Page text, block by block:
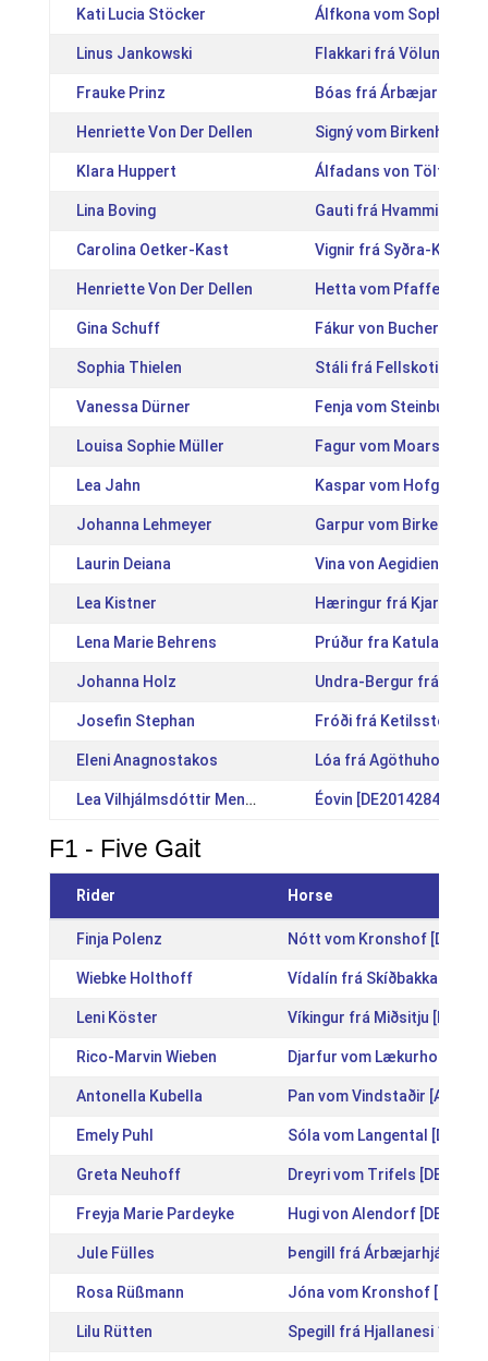
Kati Lucia Stöcker Álfkona vom
Linus Jankowski Flakkari frá
Frauke Prinz Bóas frá
Henriette Von Der Dellen Signý vom Birkenhof 2
Klara Huppert Álfadans von
Lina Boving Gauti frá Hvammi
Carolina Oetker-Kast Vignir frá Syðra-Kolugili
Henriette Von Der Dellen Hetta vom Pfaffenbuck
Gina Schuff Fákur von Bucherbach
Sophia Thielen Stáli frá Fellskoti
Vanessa Dürner Fenja vom Steinbuckel
Louisa Sophie Müller Fagur vom
Lea Jahn Kaspar vom Hofgut
Johanna Lehmeyer Garpur vom Birkenhof
Laurin Deiana Vina von Aegidienberg
Lea Kistner Hæringur frá Kjarri
Lena Marie Behrens Prúður fra Katulabo
Johanna Holz Undra-Bergur frá
Josefin Stephan Fróði frá Ketilsstöðum
Eleni Anagnostakos Lóa frá Agöthuhofi
Lea Vilhjálmsdóttir Menzinger Éovin [DE2014284459]
F1 - Five Gait
Rider Horse
Finja Polenz Nótt vom Kronshof
Wiebke Holthoff Vídalín frá Skíðbakka III
Leni Köster Víkingur frá Miðsitju
Rico-Marvin Wieben Djarfur vom Lækurhof
Antonella Kubella Pan vom Vindstaðir
Emely Puhl Sóla vom Langental
Greta Neuhoff Dreyri vom Trifels
Freyja Marie Pardeyke Hugi von Alendorf
Jule Fülles Þengill frá Árbæjarhjáleigu
Rosa Rüßmann Jóna vom Kronshof
Lilu Rütten Spegill frá Hjallanesi 1